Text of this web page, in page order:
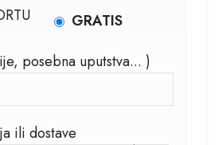
GRATIS
posebna uputstva... )
ili dostave